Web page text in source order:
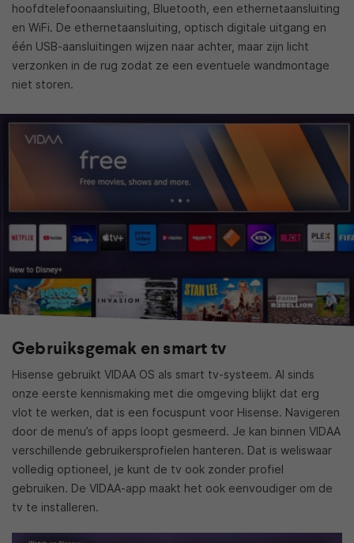
hoofdtelefoonaansluiting, Bluetooth, een ethernetaansluiting
en WiFi. De ethernetaansluiting, optisch digitale uitgang en
één USB-aansluitingen wijzen naar achter, maar zijn licht
verzonken in de rug zodat ze een eventuele wandmontage
niet storen.
Gebruiksgemak en smart tv
Hisense gebruikt VIDAA OS als smart tv-systeem. Al sinds
onze eerste kennismaking met die omgeving blijkt dat erg
vlot te werken, dat is een focuspunt voor Hisense. Navigeren
door de menu’s of apps loopt gesmeerd. Je kan binnen VIDAA
verschillende gebruikersprofielen hanteren. Dat is weliswaar
volledig optioneel, je kunt de tv ook zonder profiel
gebruiken. De VIDAA-app maakt het ook eenvoudiger om de
tv te installeren.